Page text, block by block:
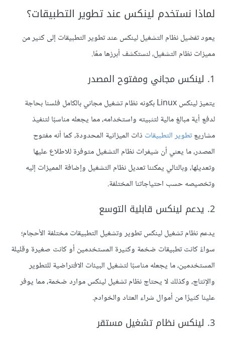
لماذا نستخدم لينكس عند تطوير التطبيقات؟
يعود تفضيل نظام التشغيل لينكس عند تطوير التطبيقات إلى كثير من
مميزات نظام التشغيل، لنستكشف أبرزها معًا.
1. لينكس مجاني ومفتوح المصدر
يتميز لينكس Linux بكونه نظام تشغيل مجاني بالكامل فلسنا بحاجة
لدفع أية مبالغ مالية لتثبيته واستخدامه، مما يجعله مناسبًا لتنفيذ
مشاريعتطوير التطبيقات ذات الميزانية المحدودة، كما أنه مفتوح
المصدر، ما يعني أن شيفرات نظام التشغيل متوفرة للاطلاع عليها
وتعديلها، وبالتالي يمكننا تعديل نظام التشغيل وإضافة المميزات إليه
وتخصيصه حسب احتياجاتنا المختلفة.
2. يدعم لينكس قابلية التوسع
يدعم نظام تشغيل لينكس تطوير وتشغيل التطبيقات مختلفة الأحجام؛
سواءً كانت تطبيقات ضخمة وكثيرة المستخدمين أو كانت صغيرة وقليلة
المستخدمين، ما يجعله مناسبًا لتشغيل البيئات الافتراضية للتطوير
والإنتاج، وكذلك لا يحتاج نظام تشغيل لينكس موارد ضخمة، مما يوفر
علينا كثيرًا من أموال شراء العتاد والخوادم.
3. لينكس نظام تشغيل مستقر